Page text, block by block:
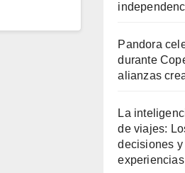
Pandora
durante
alianzas
La
de viajes:
decisiones